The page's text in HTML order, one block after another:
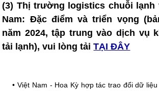
(3) Thị trường logistics chuỗi lạnh
Nam: Đặc điểm và triển vọng
năm 2024, tập trung vào dịch vụ
tải lạnh), vui lòng tảiTẠI ĐÂY
•Việt Nam - Hoa Kỳ hợp tác trao đổi dữ